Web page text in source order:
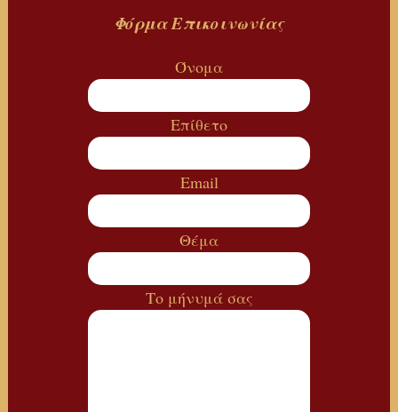
ΦόρμαΕπικοινωνίας
Όνομα
Επίθετο
Email
Θέμα
Το μήνυμά σας